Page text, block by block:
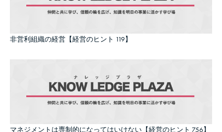
非営利組織の経営【経営のヒント 119】
マネジメントは専制的になってはいけない【経営のヒント 756】